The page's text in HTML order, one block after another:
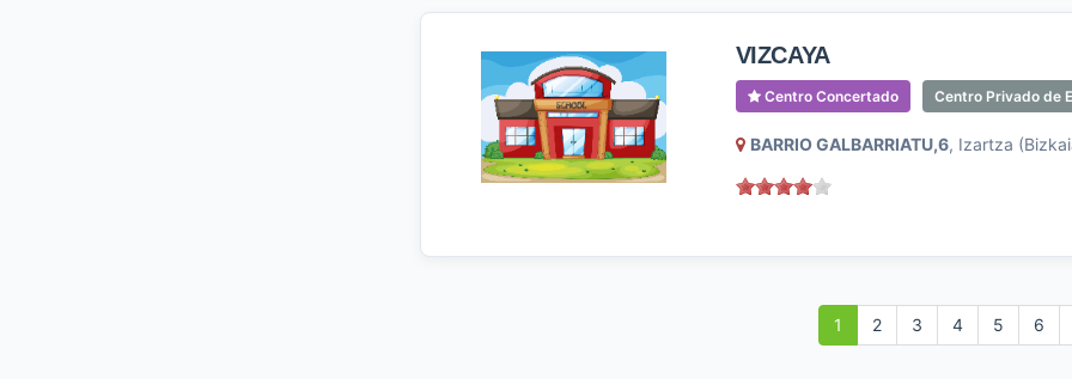
VIZCAYA
Centro Concertado Centro Privado de
BARRIO GALBARRIATU,6, Izartza
1 2 3 4 5 6